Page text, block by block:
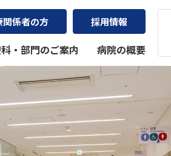
関係者の方 採用情報
・部門のご案内 病院の概要